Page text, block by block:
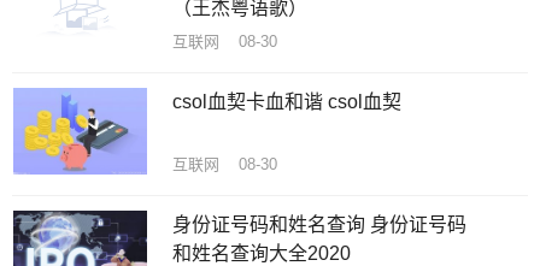
（王杰粤语歌）
互联网 08-30
csol血契卡血和谐 csol血契
互联网 08-30
身份证号码和姓名查询 身份证号码
和姓名查询大全2020